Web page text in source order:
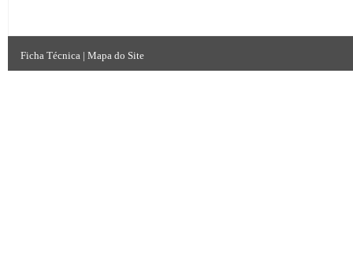
Ficha Técnica | Mapa do Site